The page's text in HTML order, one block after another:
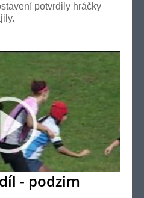
potvrdily hráčky
- podzim